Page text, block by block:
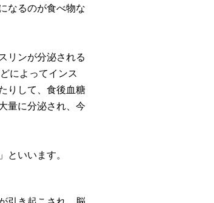
なるのが食べ物な
リンが分泌される
によってインス
りして、食後血糖
量に分泌され、今
といいます。